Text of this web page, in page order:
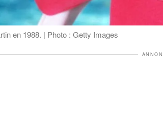
en 1988. | Photo : Getty Images